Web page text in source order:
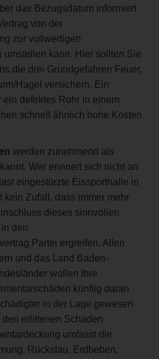
das Bezugsdatum informiert
von der
zur vollwertigen
umstellen kann. Hier sollten Sie
die drei Grundgefahren Feuer,
Hagel versichern. Ein
defektes Rohr in einem
schnell ähnlich hohe Kosten
werden zunehmend als
Wer erinnert sich nicht an
eingestürzte Eissporthalle in
kein Zufall, dass immer mehr
dieses sinnvollen
den
Partei ergreifen. Allen
und das Land Baden-
wollen Ihre
künftig daran
in der Lage gewesen
erlittenen Schaden
umfasst die
Rückstau, Erdbeben,